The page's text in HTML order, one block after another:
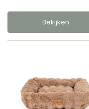
Bekijken